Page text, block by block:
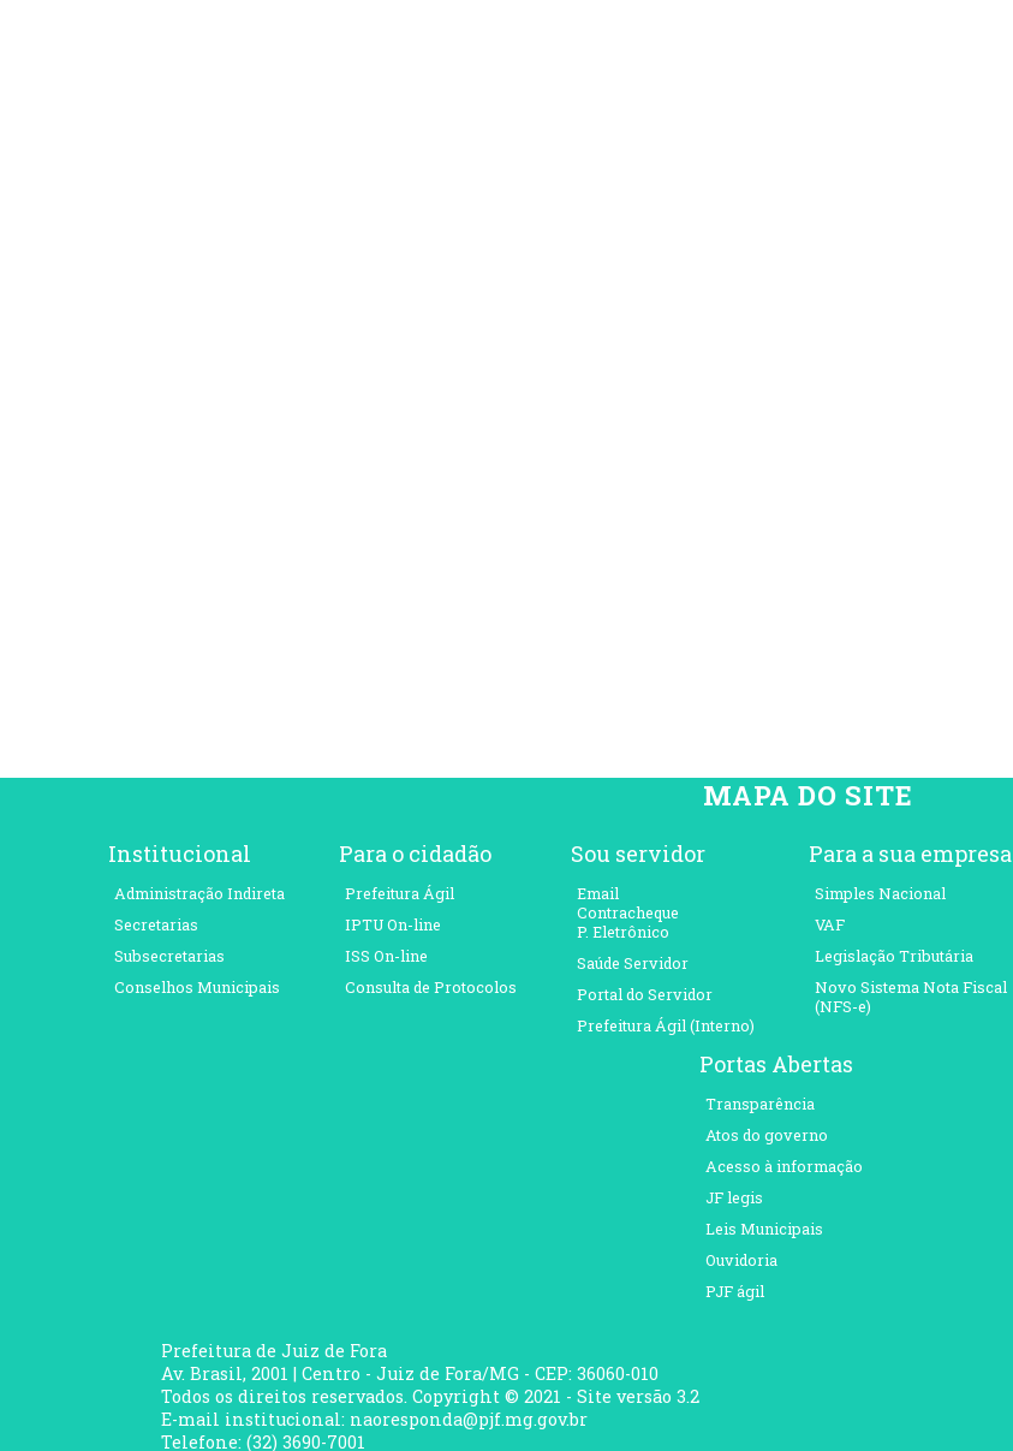
MAPA DO SITE
Institucional
Administração Indireta
Secretarias
Subsecretarias
Conselhos Municipais
Para o cidadão
Prefeitura Ágil
IPTU On-line
ISS On-line
Consulta de Protocolos
Sou servidor
Email
Contracheque
P. Eletrônico
Saúde Servidor
Portal do Servidor
Prefeitura Ágil (Interno)
Para a sua empresa
Simples Nacional
VAF
Legislação Tributária
Novo Sistema Nota Fiscal
(NFS-e)
Portas Abertas
Transparência
Atos do governo
Acesso à informação
JF legis
Leis Municipais
Ouvidoria
PJF ágil
Prefeitura de Juiz de Fora
Av. Brasil, 2001 | Centro - Juiz de Fora/MG - CEP: 36060-010
Todos os direitos reservados. Copyright © 2021 - Site versão 3.2
E-mail institucional: naoresponda@pjf.mg.gov.br
Telefone: (32) 3690-7001